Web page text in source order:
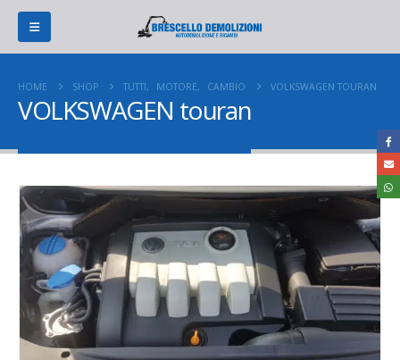
HOME SHOP TUTTI, MOTORE, CAMBIO VOLKSWAGEN TOURAN
VOLKSWAGEN touran